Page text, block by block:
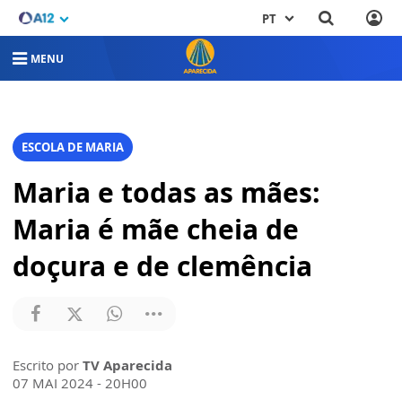
PT
MENU
ESCOLA DE MARIA
Maria e todas as mães:
Maria é mãe cheia de
doçura e de clemência
Escrito por TV Aparecida
07 MAI 2024 - 20H00